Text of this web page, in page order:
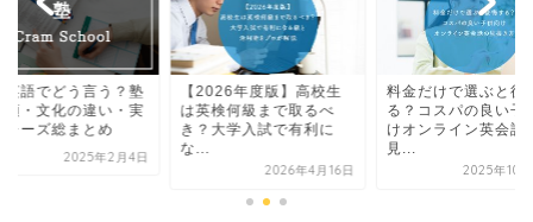
年度版】高校生
検何級まで取るべ
大学入試で有利に
料金だけで選ぶと後悔す
る？コスパの良い子供向
けオンライン英会話の
見...
2025年10月27日
塾は英語でどう言う
の種類・文化の違い
用フレーズ総まとめ